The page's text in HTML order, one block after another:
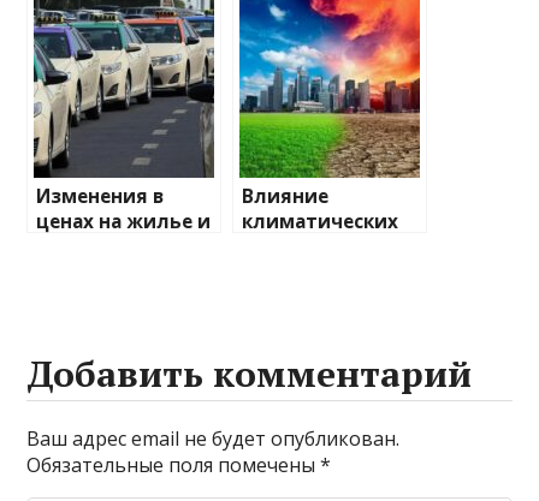
Изменения в
ценах на жилье и
Влияние
климатических
Добавить комментарий
Ваш адрес email не будет опубликован.
Обязательные поля помечены*